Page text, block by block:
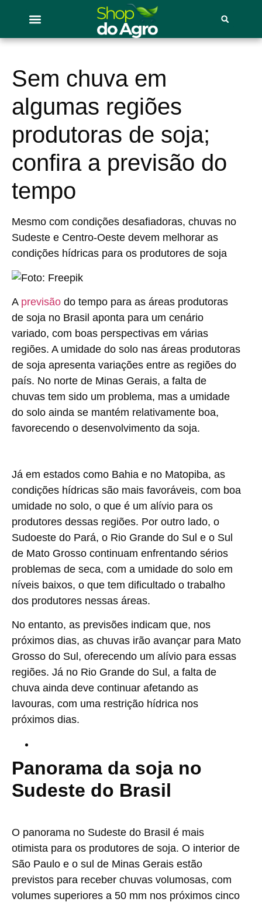
Sem chuva em
algumas regiões
produtoras de soja;
confira a previsão do
tempo
Mesmo com condições desafiadoras, chuvas no
Sudeste e Centro-Oeste devem melhorar as
condições hídricas para os produtores de soja
A previsão do tempo para as áreas produtoras
de soja no Brasil aponta para um cenário
variado, com boas perspectivas em várias
regiões. A umidade do solo nas áreas produtoras
de soja apresenta variações entre as regiões do
país. No norte de Minas Gerais, a falta de
chuvas tem sido um problema, mas a umidade
do solo ainda se mantém relativamente boa,
favorecendo o desenvolvimento da soja.
Já em estados como Bahia e no Matopiba, as
condições hídricas são mais favoráveis, com boa
umidade no solo, o que é um alívio para os
produtores dessas regiões. Por outro lado, o
Sudoeste do Pará, o Rio Grande do Sul e o Sul
de Mato Grosso continuam enfrentando sérios
problemas de seca, com a umidade do solo em
níveis baixos, o que tem dificultado o trabalho
dos produtores nessas áreas.
No entanto, as previsões indicam que, nos
próximos dias, as chuvas irão avançar para Mato
Grosso do Sul, oferecendo um alívio para essas
regiões. Já no Rio Grande do Sul, a falta de
chuva ainda deve continuar afetando as
lavouras, com uma restrição hídrica nos
próximos dias.
Panorama da soja no
Sudeste do Brasil
O panorama no Sudeste do Brasil é mais
otimista para os produtores de soja. O interior de
São Paulo e o sul de Minas Gerais estão
previstos para receber chuvas volumosas, com
volumes superiores a 50 mm nos próximos cinco